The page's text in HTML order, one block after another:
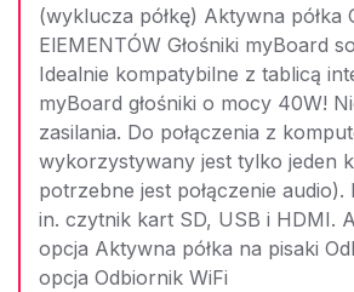
(wyklucza półkę) Aktywna półka
ElEMENTÓW Głośniki myBoard
Idealnie kompatybilne z tablicą
myBoard głośniki o mocy 40W!
zasilania. Do połączenia z
wykorzystywany jest tylko jeden
potrzebne jest połączenie
in. czytnik kart SD, USB i HDMI.
opcja Aktywna półka na pisaki
opcja Odbiornik WiFi